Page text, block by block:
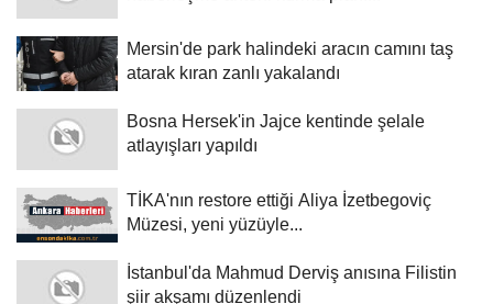
Mersin'de park halindeki aracın camını taş
atarak kıran zanlı yakalandı
Bosna Hersek'in Jajce kentinde şelale
atlayışları yapıldı
TİKA'nın restore ettiği Aliya İzetbegoviç
Müzesi, yeni yüzüyle...
İstanbul'da Mahmud Derviş anısına Filistin
şiir akşamı düzenlendi